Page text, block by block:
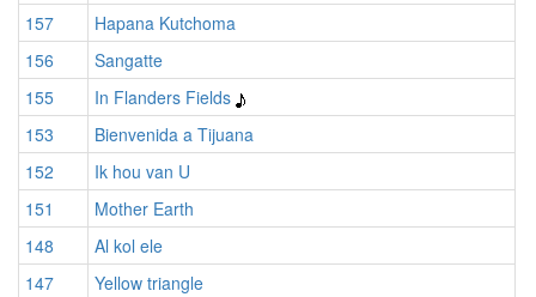
157
Hapana Kutchoma
156
Sangatte
155
In Flanders Fields
153
Bienvenida a Tijuana
152
Ik hou van U
151
Mother Earth
148
Al kol ele
147
Yellow triangle